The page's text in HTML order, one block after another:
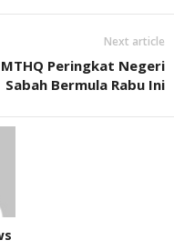
Next article
MTHQ Peringkat Negeri
Sabah Bermula Rabu Ini